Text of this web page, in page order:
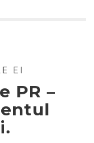
EI
PR –